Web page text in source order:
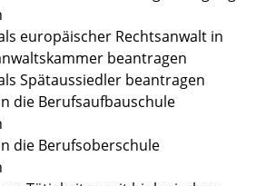
europäischer Rechtsanwalt in
beantragen
Spätaussiedler beantragen
die Berufsaufbauschule
die Berufsoberschule